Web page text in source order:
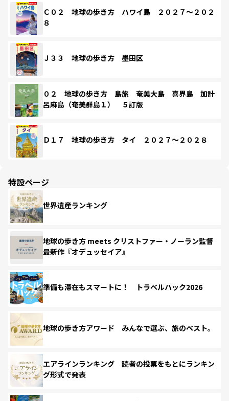
Ｃ０２ 地球の歩き方 ハワイ島 ２０２７～２０２
８
Ｊ３３ 地球の歩き方 墨田区
０２ 地球の歩き方 島旅 奄美大島 喜界島 加計
呂麻島（奄美群島１） ５訂版
Ｄ１７ 地球の歩き方 タイ ２０２７～２０２８
特設ページ
世界遺産ランキング
地球の歩き方 meets クリストファー・ノーラン監督
最新作『オデュッセイア』
準備も滞在もスマートに！ トラベルハック2026
地球の歩き方アワード みんなで選ぶ、旅のベスト。
エアラインランキング 読者の投票をもとにランキン
グ形式で発表